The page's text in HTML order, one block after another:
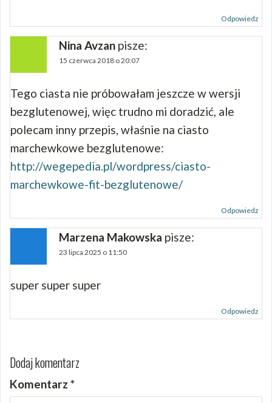
Odpowiedz
Nina Avzan pisze:
15 czerwca 2018 o 20:07
Tego ciasta nie próbowałam jeszcze w wersji
bezglutenowej, więc trudno mi doradzić, ale
polecam inny przepis, właśnie na ciasto
marchewkowe bezglutenowe:
http://wegepedia.pl/wordpress/ciasto-
marchewkowe-fit-bezglutenowe/
Odpowiedz
Marzena Makowska pisze:
23 lipca 2025 o 11:50
super super super
Odpowiedz
Dodaj komentarz
Komentarz *